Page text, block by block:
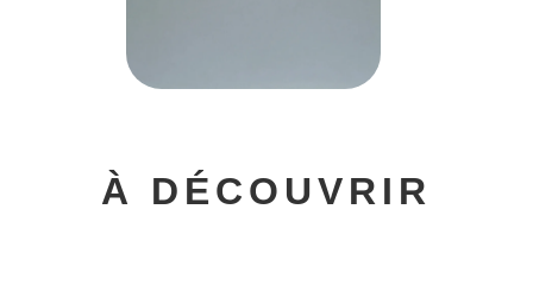
À DÉCOUVRIR